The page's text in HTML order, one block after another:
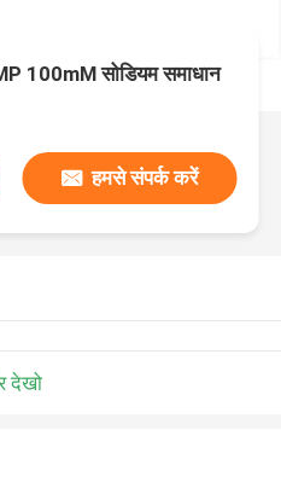
100mM सोडियम समाधान
हमसे संपर्क करें
देखो